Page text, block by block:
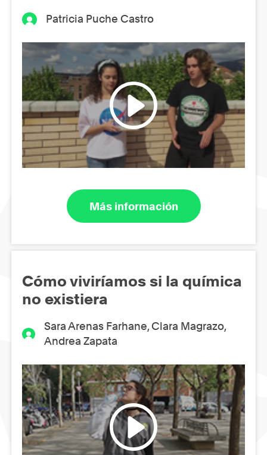
Patricia Puche Castro
Más información
Cómo viviríamos si la química
no existiera
Sara Arenas Farhane, Clara Magrazo,
Andrea Zapata